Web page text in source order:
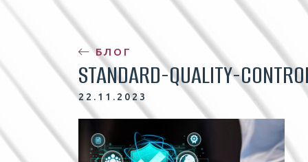
БЛОГ
STANDARD-QUALITY-
22.11.2023